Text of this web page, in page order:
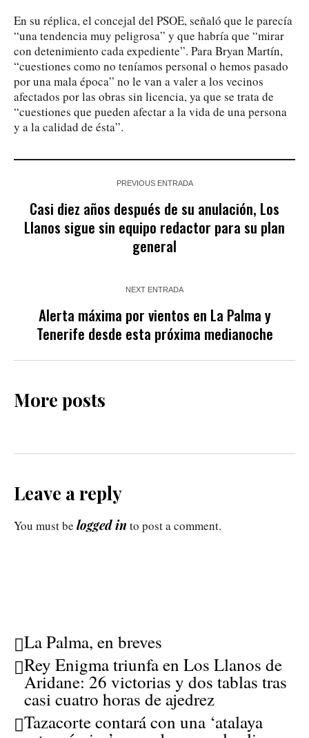
En su réplica, el concejal del PSOE, señaló que le parecía
“una tendencia muy peligrosa” y que habría que “mirar
con detenimiento cada expediente”. Para Bryan Martín,
“cuestiones como no teníamos personal o hemos pasado
por una mala época” no le van a valer a los vecinos
afectados por las obras sin licencia, ya que se trata de
“cuestiones que pueden afectar a la vida de una persona
y a la calidad de ésta”.
PREVIOUS ENTRADA
Casi diez años después de su anulación, Los
Llanos sigue sin equipo redactor para su plan
general
NEXT ENTRADA
Alerta máxima por vientos en La Palma y
Tenerife desde esta próxima medianoche
More posts
Leave a reply
You must be logged in to post a comment.
La Palma, en breves
Rey Enigma triunfa en Los Llanos de
Aridane: 26 victorias y dos tablas tras
casi cuatro horas de ajedrez
Tazacorte contará con una ‘atalaya